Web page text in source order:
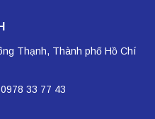
Thạnh, Thành phố Hồ Chí
33 77 43